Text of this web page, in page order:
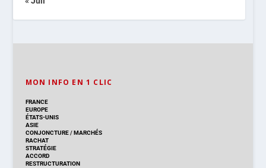
MON INFO EN 1 CLIC
FRANCE
EUROPE
ÉTATS-UNIS
ASIE
CONJONCTURE/MARCHÉS
RACHAT
STRATÉGIE
ACCORD
RESTRUCTURATION